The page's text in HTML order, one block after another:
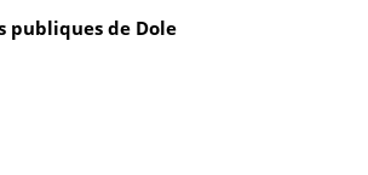
publiques de Dole